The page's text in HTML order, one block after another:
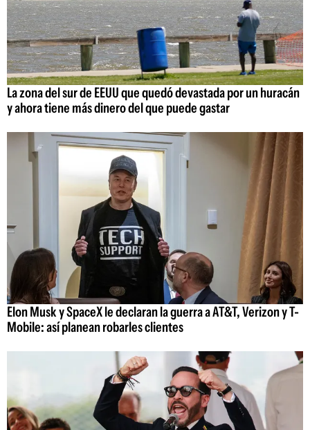
La zona del sur de EEUU que quedó devastada por un huracán
y ahora tiene más dinero del que puede gastar
Elon Musk y SpaceX le declaran la guerra a AT&T, Verizon y T-
Mobile: así planean robarles clientes